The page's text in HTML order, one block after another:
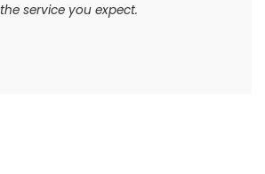
service you expect.